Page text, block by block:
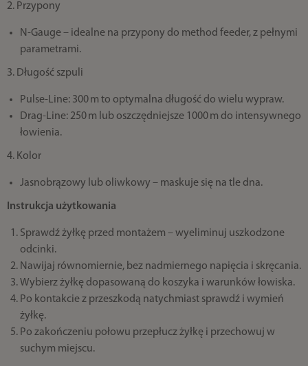
2. Przypony
N‑Gauge – idealne na przypony do method feeder, z pełnymi
parametrami.
3. Długość szpuli
Pulse‑Line: 300 m to optymalna długość do wielu wypraw.
Drag‑Line: 250 m lub oszczędniejsze 1000 m do intensywnego
łowienia.
4. Kolor
Jasnobrązowy lub oliwkowy – maskuje się na tle dna.
Instrukcja użytkowania
Sprawdź żyłkę przed montażem – wyeliminuj uszkodzone
odcinki.
Nawijaj równomiernie, bez nadmiernego napięcia i skręcania.
Wybierz żyłkę dopasowaną do koszyka i warunków łowiska.
Po kontakcie z przeszkodą natychmiast sprawdź i wymień
żyłkę.
Po zakończeniu połowu przepłucz żyłkę i przechowuj w
suchym miejscu.